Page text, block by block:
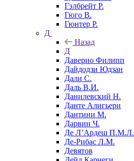
Гэлбрейт Р.
Гюго В.
Гюнтер Р.
Д
Назад
Д
Даверио Филипп
Дайдодзи Юдзан
Дали С.
Даль В.И.
Данилевский Н.
Данте Алигьери
Дантини М.
Дарвин Ч.
Де Л’Ардеш П.М.Л.
Де-Рибас Л.М.
Девятов